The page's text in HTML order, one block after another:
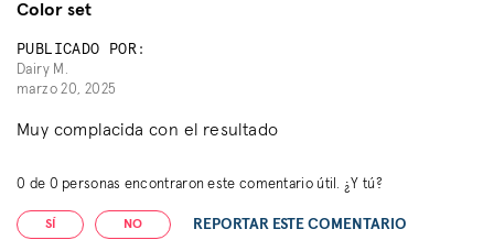
Color set
PUBLICADO POR:
Dairy M.
marzo 20, 2025
Muy complacida con el resultado
0 de 0 personas encontraron este comentario útil. ¿Y tú?
SÍ NO REPORTAR ESTE COMENTARIO